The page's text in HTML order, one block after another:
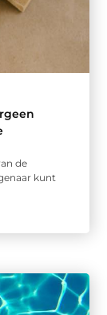
de
kunt